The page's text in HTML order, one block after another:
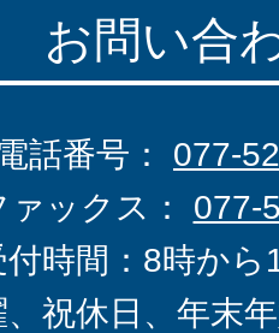
お問い合
話番号： 077-
ァックス： 077-
付時間：8時から
、祝休日、年末